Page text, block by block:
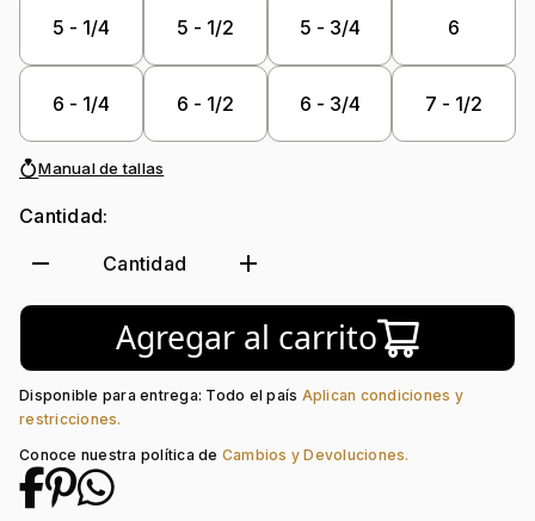
Piedra decoración:
Diamante Laboratorio
5 - 1/4 5 - 1/2 5 - 3/4 6
6 - 1/4 6 - 1/2 6 - 3/4 7 - 1/2
Manual de tallas
Cantidad:
remove Cantidad add
Agregar al carrito
Disponible para entrega: Todo el país Aplican condiciones y
restricciones.
Conoce nuestra política de Cambios y Devoluciones.